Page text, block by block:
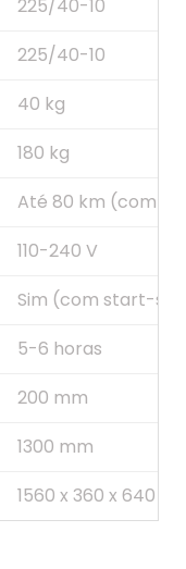
225/40-10
225/40-10
40 kg
180 kg
Até 80 km (com
110-240 V
Sim (com start-
5-6 horas
200 mm
1300 mm
1560 x 360 x 640